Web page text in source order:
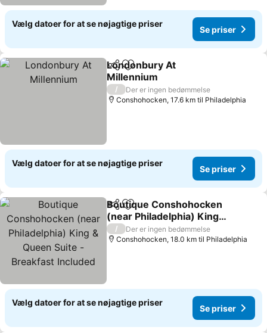
Vælg datoer for at se nøjagtige priser
Se priser
Del Føj til favoritter
Londonbury At
Millennium
/
Der er ingen bedømmelse
Conshohocken, 17.6 km til Philadelphia
Vælg datoer for at se nøjagtige priser
Se priser
Del Føj til favoritter
Boutique Conshohocken
(near Philadelphia) King &
Queen Suite - Breakfast
Included
/
Der er ingen bedømmelse
Conshohocken, 18.0 km til Philadelphia
Vælg datoer for at se nøjagtige priser
Se priser